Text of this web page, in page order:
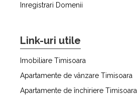
Inregistrari Domenii
Link-uri utile
Imobiliare Timisoara
Apartamente de vânzare Timisoara
Apartamente de închiriere Timisoara